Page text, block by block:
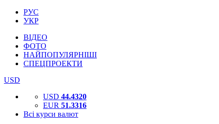
РУС
УКР
ВІДЕО
ФОТО
НАЙПОПУЛЯРНІШІ
СПЕЦПРОЕКТИ
USD
USD 44.4320
EUR 51.3316
Всі курси валют